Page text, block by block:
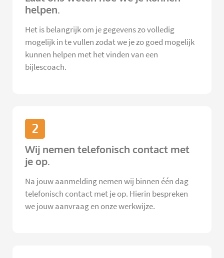
helpen.
Het is belangrijk om je gegevens zo volledig
mogelijk in te vullen zodat we je zo goed mogelijk
kunnen helpen met het vinden van een
bijlescoach.
2
Wij nemen telefonisch contact met
je op.
Na jouw aanmelding nemen wij binnen één dag
telefonisch contact met je op. Hierin bespreken
we jouw aanvraag en onze werkwijze.